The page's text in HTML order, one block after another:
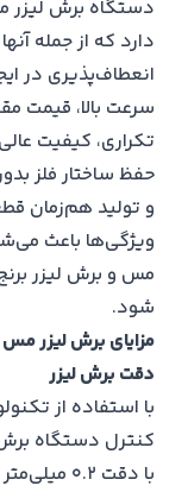
دستگاه برش لیزر
دارد که از جمله
انعطاف‌پذیری در
سرعت بالا، قیمت
تکراری، کیفیت
حفظ ساختار فلز
و تولید هم‌زمان
ویژگی‌ها باعث
مس و برش لیزر
شود.
مزایای برش لیزر مس
دقت برش لیزر
با استفاده از
کنترل دستگاه
با دقت ۰.۲ میلی‌متر برش داده شوند.